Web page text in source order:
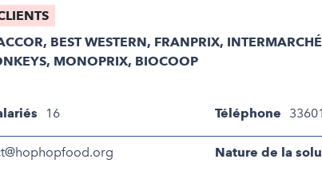
BEST WESTERN, FRANPRIX,
MONOPRIX, BIOCOOP
16 Téléphone
Nature de la